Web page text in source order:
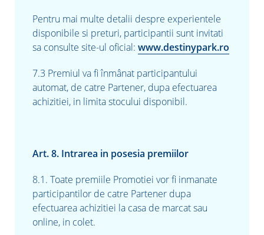
Pentru mai multe detalii despre experientele
disponibile si preturi, participantii sunt invitati
sa consulte site-ul oficial: www.destinypark.ro
7.3 Premiul va fi înmânat participantului
automat, de catre Partener, dupa efectuarea
achizitiei, in limita stocului disponibil.
Art. 8. Intrarea in posesia premiilor
8.1. Toate premiile Promotiei vor fi inmanate
participantilor de catre Partener dupa
efectuarea achizitiei la casa de marcat sau
online, in colet.